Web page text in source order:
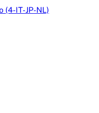
(4-IT-JP-NL)